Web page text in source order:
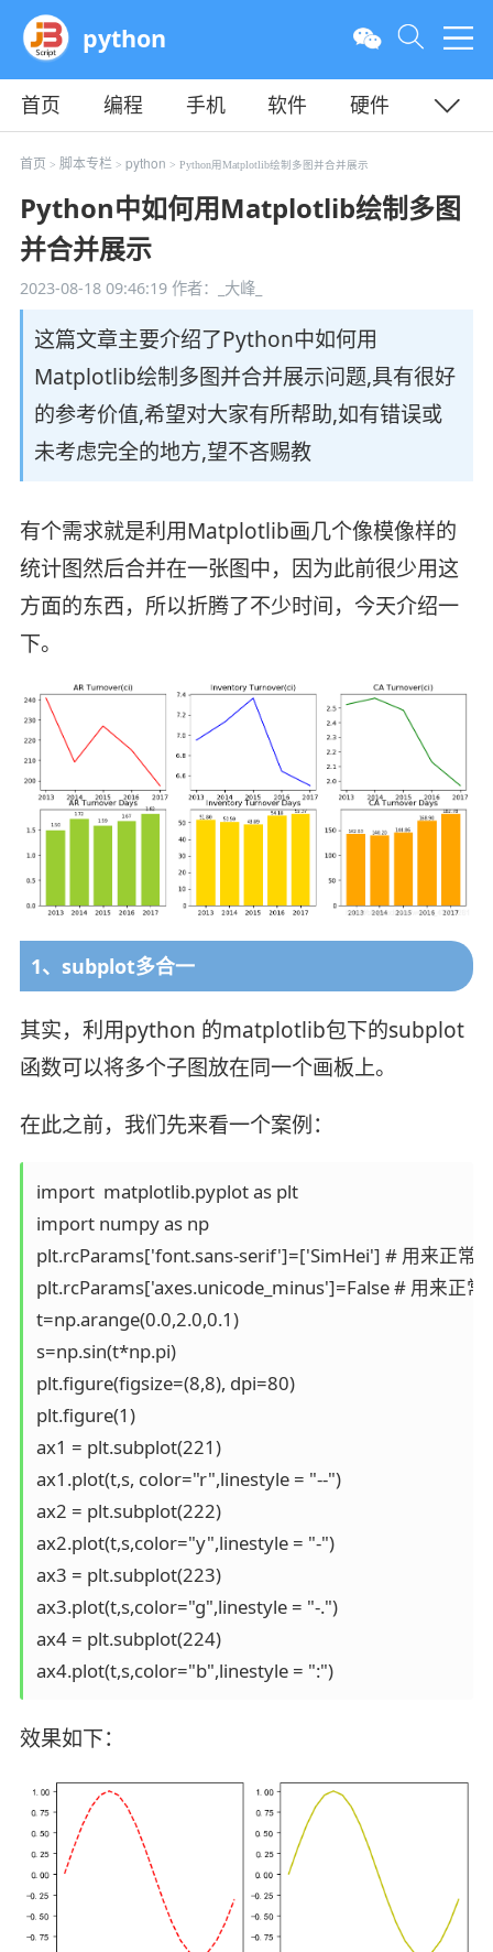
python
首页 编程 手机 软件
硬件
教程
平面 服务器
首页 > 脚本专栏> python > Python用Matplotlib绘制多图并合并展示
Python中如何用Matplotlib绘制多图
并合并展示
2023-08-18 09:46:19作者：_大峰_
这篇文章主要介绍了Python中如何用
Matplotlib绘制多图并合并展示问题,具有很好
的参考价值,希望对大家有所帮助,如有错误或
未考虑完全的地方,望不吝赐教
有个需求就是利用Matplotlib画几个像模像样的
统计图然后合并在一张图中，因为此前很少用这
方面的东西，所以折腾了不少时间，今天介绍一
下。
1、subplot多合一
其实，利用python 的matplotlib包下的subplot
函数可以将多个子图放在同一个画板上。
在此之前，我们先来看一个案例：
import  matplotlib.pyplot as plt
import numpy as np
plt.rcParams['font.sans-serif']=['SimHei'] # 用来正常
plt.rcParams['axes.unicode_minus']=False # 用来正常
t=np.arange(0.0,2.0,0.1)
s=np.sin(t*np.pi)
plt.figure(figsize=(8,8), dpi=80)
plt.figure(1)
ax1 = plt.subplot(221)
ax1.plot(t,s, color="r",linestyle = "--")
ax2 = plt.subplot(222)
ax2.plot(t,s,color="y",linestyle = "-")
ax3 = plt.subplot(223)
ax3.plot(t,s,color="g",linestyle = "-.")
ax4 = plt.subplot(224)
ax4.plot(t,s,color="b",linestyle = ":")
效果如下：